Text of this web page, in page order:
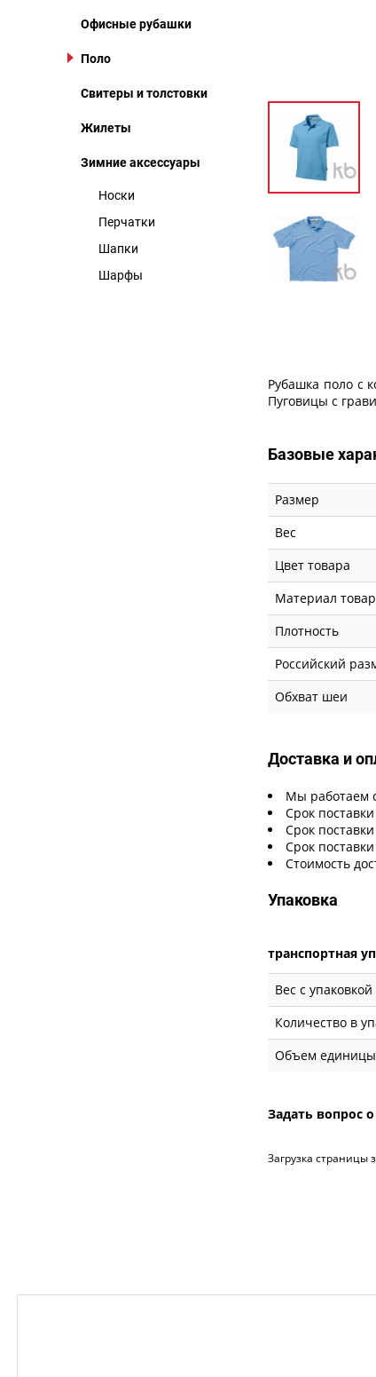
Офисные рубашки
Поло
Свитеры и толстовки
Жилеты
Зимние аксессуары
Носки
Перчатки
Шапки
Шарфы
Рубашка поло с
Пуговицы с
Базовые
Размер
Вес
Цвет товара
Материал
Плотность
Российский
Обхват шеи
Доставка и
Мы работаем
Срок
Срок
Срок
Стоимость
Упаковка
транспортная
Вес с упаковкой
Количество в
Объем единицы
Задать вопрос
Загрузка страницы